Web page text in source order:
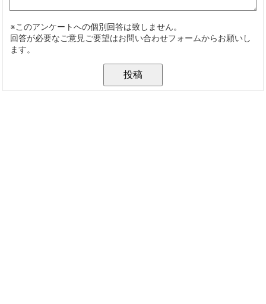
※このアンケートへの個別回答は致しません。
回答が必要なご意見ご要望はお問い合わせフォームからお願いし
ます。